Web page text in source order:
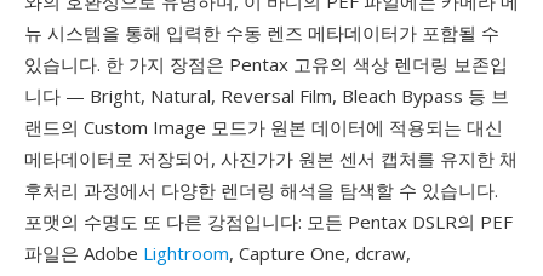
뉴 시스템을 통해 입력한 수동 렌즈 메타데이터가 포함될 수
있습니다. 한 가지 장점은 Pentax 고유의 색상 렌더링 보존입
니다 — Bright, Natural, Reversal Film, Bleach Bypass 등 브
랜드의 Custom Image 모드가 원본 데이터에 적용되는 대신
메타데이터로 저장되어, 사진가가 원본 센서 캡처를 유지한 채
후처리 과정에서 다양한 렌더링 해석을 탐색할 수 있습니다.
포맷의 수명도 또 다른 강점입니다: 모든 Pentax DSLR의 PEF
파일은 Adobe Lightroom, Capture One, dcraw,